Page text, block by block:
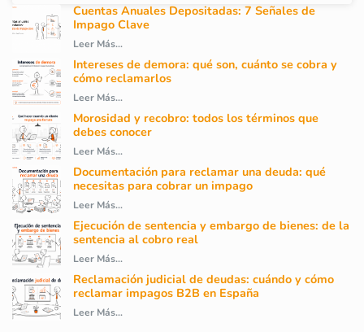
Cuentas Anuales Depositadas: 7 Señales de
Impago Clave
Leer Más...
Intereses de demora: qué son, cuánto se cobra y
cómo reclamarlos
Leer Más...
Morosidad y recobro: todos los términos que
debes conocer
Leer Más...
Documentación para reclamar una deuda: qué
necesitas para cobrar un impago
Leer Más...
Ejecución de sentencia y embargo de bienes: de la
sentencia al cobro real
Leer Más...
Reclamación judicial de deudas: cuándo y cómo
reclamar impagos B2B en España
Leer Más...